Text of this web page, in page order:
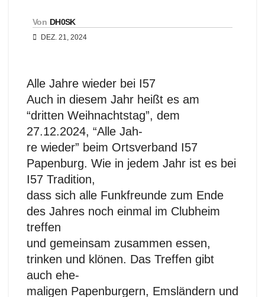
Von DH0SK
DEZ. 21, 2024
Alle Jahre wieder bei I57
Auch in diesem Jahr heißt es am
“dritten Weihnachtstag”, dem
27.12.2024, “Alle Jah-
re wieder” beim Ortsverband I57
Papenburg. Wie in jedem Jahr ist es bei
I57 Tradition,
dass sich alle Funkfreunde zum Ende
des Jahres noch einmal im Clubheim
treffen
und gemeinsam zusammen essen,
trinken und klönen. Das Treffen gibt
auch ehe-
maligen Papenburgern, Emsländern und